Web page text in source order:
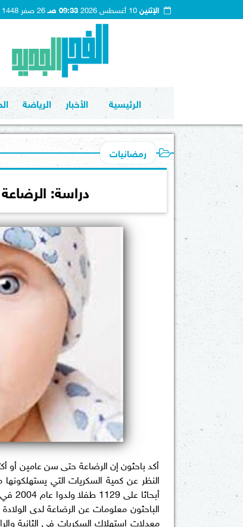
الإثنين10 أغسطس 2026 09:33 صـ 26 صفر 1448
الرئيسية الأخبار الرياضة
رمضانيات
دراسة:
أكد باحثون إن الرضاعة حتى سن عامين
النظر عن كمية السكريات التي يستهلكونها
الباحثون معلومات عن الرضاعة لدى